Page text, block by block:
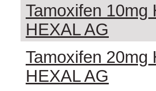
Tamoxifen 10mg
HEXAL AG
Tamoxifen 20mg
HEXAL AG